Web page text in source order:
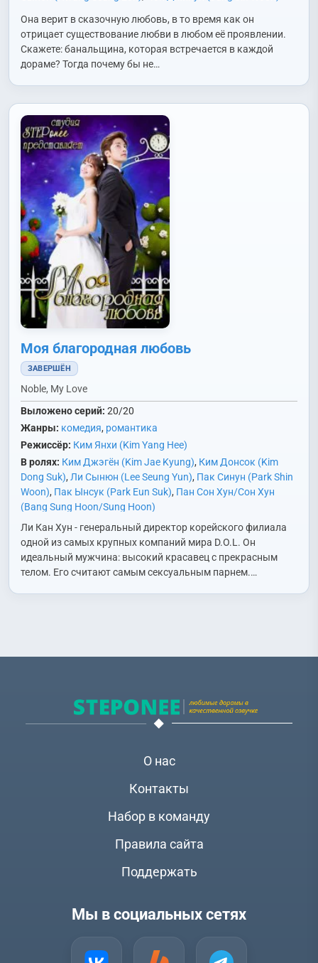
Она верит в сказочную любовь, в то время как он
отрицает существование любви в любом её проявлении.
Скажете: банальщина, которая встречается в каждой
дораме? Тогда почему бы не…
Моя благородная любовь
ЗАВЕРШЁН
Noble, My Love
Выложено серий: 20/20
Жанры: комедия, романтика
Режиссёр: Ким Янхи (Kim Yang Hee)
В ролях: Ким Джэгён (Kim Jae Kyung), Ким Донсок (Kim
Dong Suk), Ли Сынюн (Lee Seung Yun), Пак Синун (Park Shin
Woon), Пак Ынсук (Park Eun Suk), Пан Сон Хун/Сон Хун
(Bang Sung Hoon/Sung Hoon)
Ли Кан Хун - генеральный директор корейского филиала
одной из самых крупных компаний мира D.O.L. Он
идеальный мужчина: высокий красавец с прекрасным
телом. Его считают самым сексуальным парнем.…
О нас
Контакты
Набор в команду
Правила сайта
Поддержать
Мы в социальных сетях